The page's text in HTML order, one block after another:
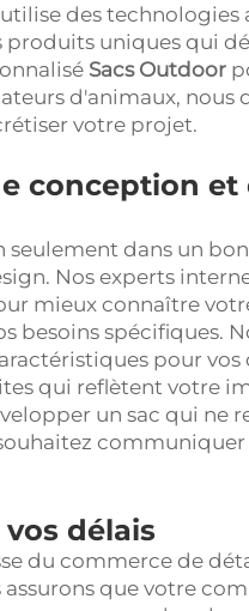
des technologies
produits uniques qui
Sacs Outdoor
d'animaux, nous
votre projet.
conception et
seulement dans un
Nos experts
mieux connaître
besoins spécifiques.
pour vos
qui reflètent votre
un sac qui ne
communiquer
délais
du commerce de
que votre